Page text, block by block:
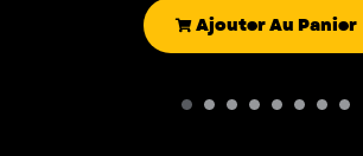
Ajouter Au Panier